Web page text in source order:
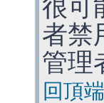
很可
者禁
管理
回頂端